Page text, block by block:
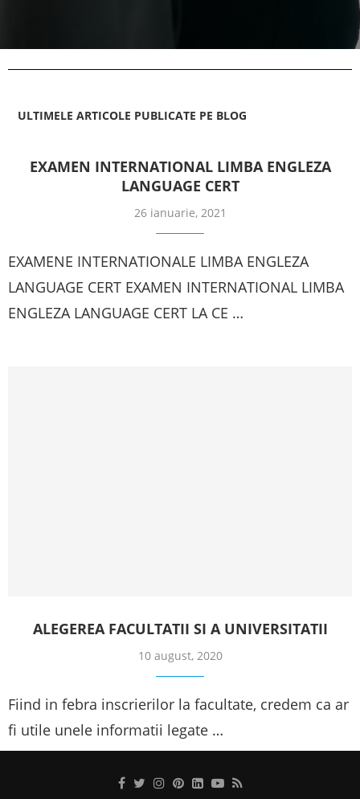
ULTIMELE ARTICOLE PUBLICATE PE BLOG
EXAMEN INTERNATIONAL LIMBA ENGLEZA
LANGUAGE CERT
26 ianuarie, 2021
EXAMENE INTERNATIONALE LIMBA ENGLEZA
LANGUAGE CERT EXAMEN INTERNATIONAL LIMBA
ENGLEZA LANGUAGE CERT LA CE …
ALEGEREA FACULTATII SI A UNIVERSITATII
10 august, 2020
Fiind in febra inscrierilor la facultate, credem ca ar
fi utile unele informatii legate …